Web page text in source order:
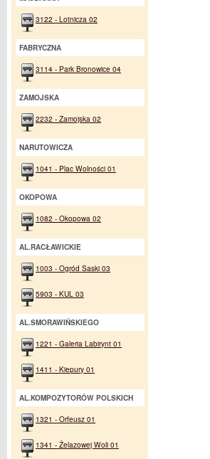
3122 - Lotnicza 02
FABRYCZNA
3114 - Park Bronowice 04
ZAMOJSKA
2232 - Zamojska 02
NARUTOWICZA
1041 - Plac Wolności 01
OKOPOWA
1082 - Okopowa 02
AL.RACŁAWICKIE
1003 - Ogród Saski 03
5903 - KUL 03
AL.SMORAWIŃSKIEGO
1221 - Galeria Labirynt 01
1411 - Kiepury 01
AL.KOMPOZYTORÓW POLSKICH
1321 - Orfeusz 01
1341 - Żelazowej Woli 01